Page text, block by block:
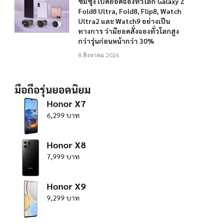
Fold8 Ultra, Fold8, Flip8, Watch
Ultra2 และ Watch9 อย่างเป็น
ทางการ ว่ามียอดสั่งจองทั่วโลกสูง
กว่ารุ่นก่อนหน้ากว่า 30%
8 สิงหาคม 2026
มือถือรุ่นยอดนิยม
Honor X7
6,299 บาท
Honor X8
7,999 บาท
Honor X9
9,299 บาท